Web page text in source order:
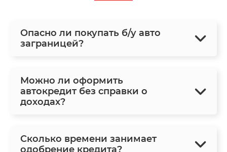
Опасно ли покупать б/у авто
заграницей?
Можно ли оформить
автокредит без справки о
доходах?
Сколько времени занимает
одобрение кредита?